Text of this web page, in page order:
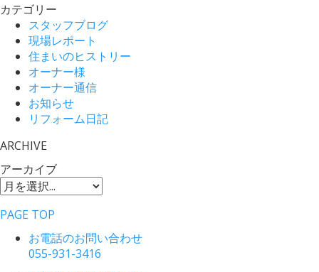
カテゴリー
スタッフブログ
現場レポート
住まいのヒストリー
オーナー様
オーナー通信
お知らせ
リフォーム日記
ARCHIVE
アーカイブ
PAGE TOP
お電話のお問い合わせ
055-931-3416